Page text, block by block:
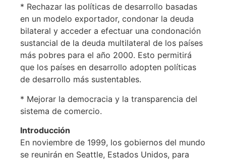
* Rechazar las políticas de desarrollo basadas
en un modelo exportador, condonar la deuda
bilateral y acceder a efectuar una condonación
sustancial de la deuda multilateral de los países
más pobres para el año 2000. Esto permitirá
que los países en desarrollo adopten políticas
de desarrollo más sustentables.
* Mejorar la democracia y la transparencia del
sistema de comercio.
Introducción
En noviembre de 1999, los gobiernos del mundo
se reunirán en Seattle, Estados Unidos, para